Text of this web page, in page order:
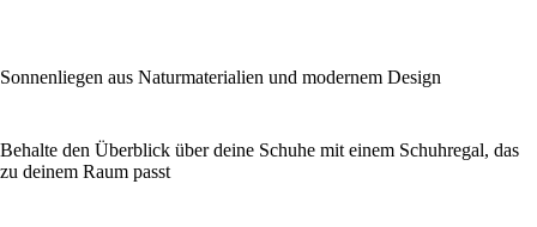
Sonnenliegen aus Naturmaterialien und modernem Design
Behalte den Überblick über deine Schuhe mit einem Schuhregal, das
zu deinem Raum passt